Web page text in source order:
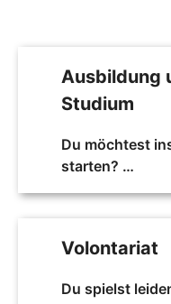
Ausbildung
Studium
Du möchtest
starten?
Abwechslung
VRM
Volontariat
Du spielst